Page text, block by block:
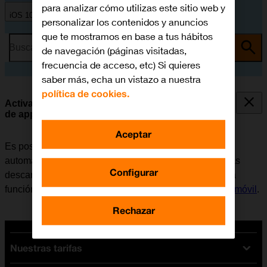
iOS 10.0
Busca por problema o tema
Activar o desactivar la sincronización automática
de apps y del contenido de las apps
Es posible configurar el móvil para que descargue
automáticamente apps y contendido de apps que hayas
descargado en otros dispositivos. Para poder utilizar la
función, es necesarioactivar la Cuenta de Apple en el móvil .
Nuestras tarifas
para analizar cómo utilizas este sitio web y
personalizar los contenidos y anuncios
que te mostramos en base a tus hábitos
de navegación (páginas visitadas,
frecuencia de acceso, etc) Si quieres
saber más, echa un vistazo a nuestra
política de cookies.
Configurar
Rechazar
Aceptar